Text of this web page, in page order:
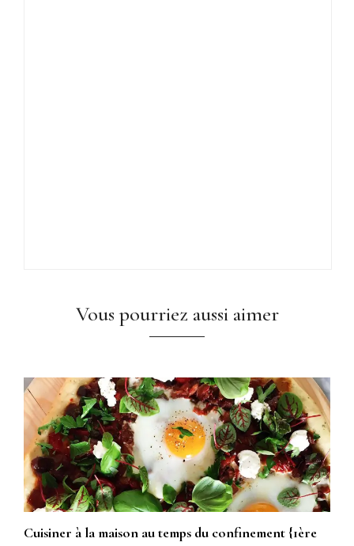
Vous pourriez aussi aimer
Cuisiner à la maison au temps du confinement {1ère